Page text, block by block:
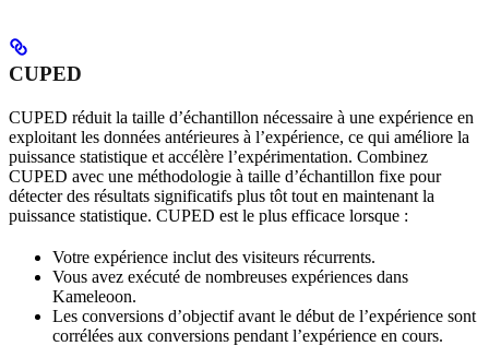
CUPED
CUPED réduit la taille d’échantillon nécessaire à une expérience en
exploitant les données antérieures à l’expérience, ce qui améliore la
puissance statistique et accélère l’expérimentation. Combinez
CUPED avec une méthodologie à taille d’échantillon fixe pour
détecter des résultats significatifs plus tôt tout en maintenant la
puissance statistique. CUPED est le plus efficace lorsque :
Votre expérience inclut des visiteurs récurrents.
Vous avez exécuté de nombreuses expériences dans
Kameleoon.
Les conversions d’objectif avant le début de l’expérience sont
corrélées aux conversions pendant l’expérience en cours.